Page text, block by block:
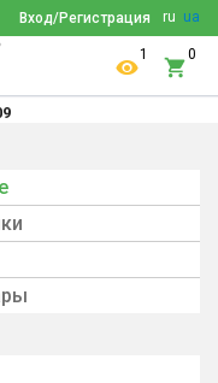
ru ua
Вход/Регистрация
1 0